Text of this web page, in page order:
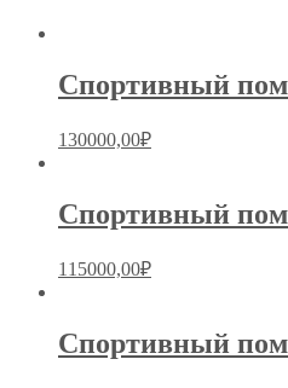
Спортивный
130000,00₽
Спортивный
115000,00₽
Спортивный